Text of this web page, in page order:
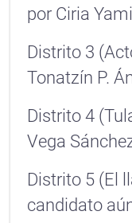
por Ciria
Distrito 3
Tonatzín P.
Distrito 4
Vega
Distrito 5 (El
candidato